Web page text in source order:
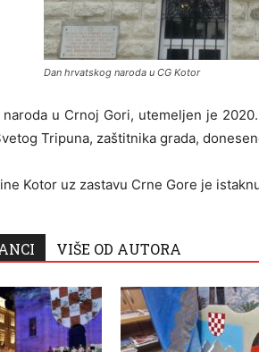
Dan hrvatskog naroda u CG Kotor
naroda u Crnoj Gori, utemeljen je
Tripuna, zaštitnika grada,
Kotor uz zastavu Crne Gore je
VIŠE OD AUTORA